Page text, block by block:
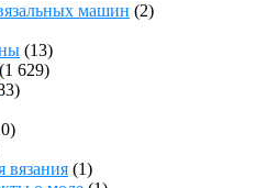
машин (2)
(13)
(1 629)
вязания (1)